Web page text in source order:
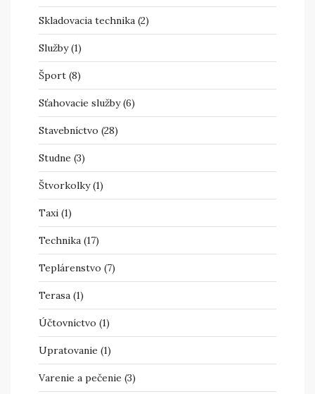
Skladovacia technika (2)
Služby(1)
Šport (8)
Sťahovacie služby(6)
Stavebníctvo (28)
Studne (3)
Štvorkolky(1)
Taxi (1)
Technika (17)
Teplárenstvo (7)
Terasa (1)
Účtovníctvo (1)
Upratovanie (1)
Varenie a pečenie (3)